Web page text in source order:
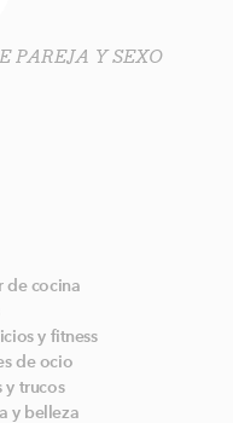
PAREJA Y SEXO
de cocina
y fitness
de ocio
y trucos
y belleza